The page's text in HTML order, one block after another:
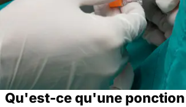
Qu'est-ce qu'une ponction